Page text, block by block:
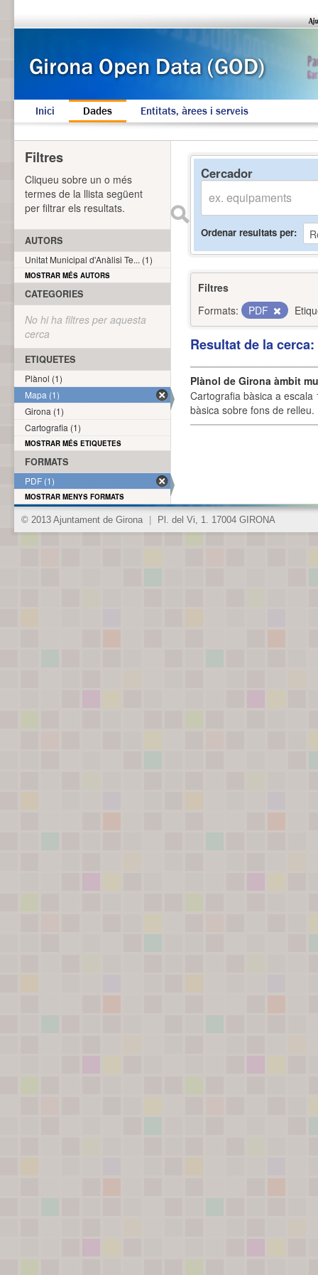
Inici Dades Entitats, àrees i serveis
Cercador
Ordenar resultats per
Filtres
Formats:
PDF
Resultat de la
Plànol de Girona àmbit
Cartografia bàsica a
bàsica sobre fons de
Filtres
Cliqueu sobre un o més
termes de la llista següent
per filtrar els resultats.
AUTORS
Unitat Municipal d'Anàlisi Te... (1)
MOSTRAR MÉS AUTORS
CATEGORIES
No hi ha filtres per aquesta
cerca
ETIQUETES
Plànol (1)
Mapa (1)
Girona (1)
Cartografia (1)
MOSTRAR MÉS ETIQUETES
FORMATS
PDF (1)
MOSTRAR MENYS FORMATS
© 2013 Ajuntament de Girona Pl. del Vi, 1. 17004 GIRONA